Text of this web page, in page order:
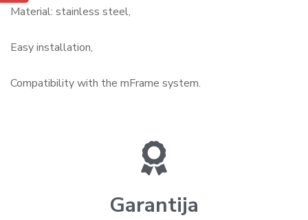
Material: stainless steel,
Easy installation,
Compatibility with the mFrame system.
Garantija